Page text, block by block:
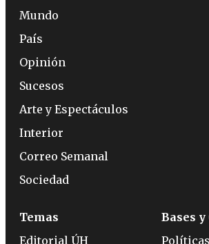
Mundo
País
Opinión
Sucesos
Arte y Espectáculos
Interior
Correo Semanal
Sociedad
Temas
Editorial ÚH
Bases